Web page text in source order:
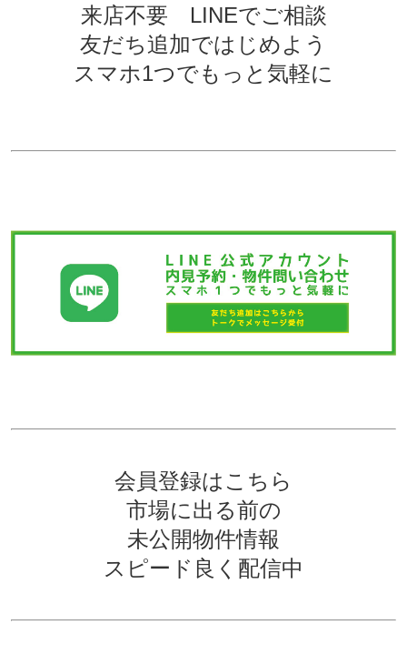
来店不要 LINEでご相談
友だち追加ではじめよう
スマホ1つでもっと気軽に
会員登録はこちら
市場に出る前の
未公開物件情報
スピード良く配信中